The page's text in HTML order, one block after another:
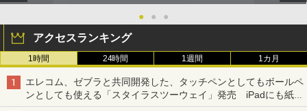
● ● ●
アクセスランキング
1時間 24時間 1週間 1カ月
エレコム、ゼブラと共同開発した、タッチペンとしてもボールペ
ンとしても使える「スタイラスツーウェイ」発売 iPadにも紙に
も、持ち替えずに書き込める